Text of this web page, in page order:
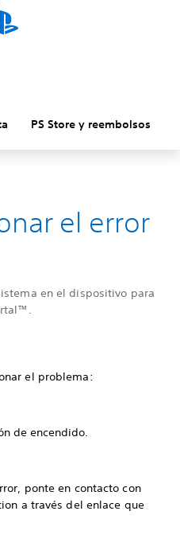
PS Store y reembolsos
el error
en el dispositivo para
el problema:
de encendido.
ponte en contacto con
a través del enlace que